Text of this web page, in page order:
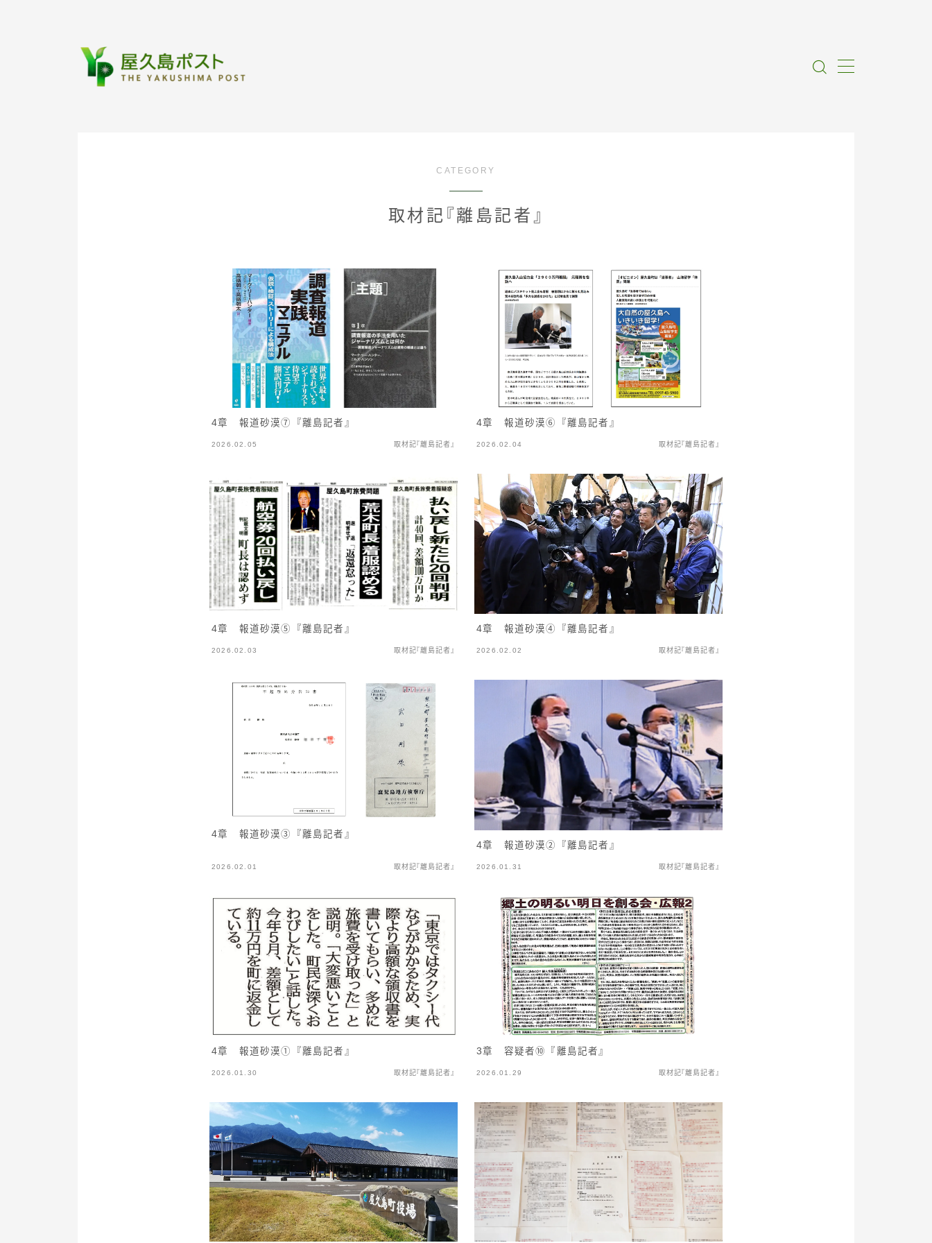
受賞・報道
情報提供
CATEGORY
取材記『離島記者』
4章 報道砂漠⑦『離島記者』
2026.02.05 取材記『離島記者』
4章 報道砂漠⑥『離島記者』
2026.02.04 取材記『離島記者』
4章 報道砂漠⑤『離島記者』
2026.02.03 取材記『離島記者』
4章 報道砂漠④『離島記者』
2026.02.02 取材記『離島記者』
4章 報道砂漠③『離島記者』
2026.02.01 取材記『離島記者』
4章 報道砂漠②『離島記者』
2026.01.31 取材記『離島記者』
4章 報道砂漠①『離島記者』
2026.01.30 取材記『離島記者』
3章 容疑者⑩『離島記者』
2026.01.29 取材記『離島記者』